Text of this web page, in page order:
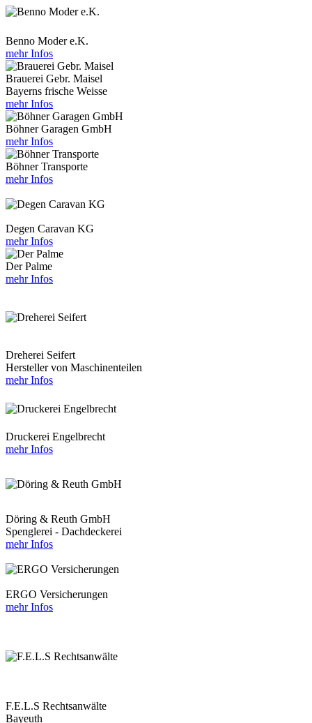
Benno Moder e.K.
mehr Infos
Brauerei Gebr. Maisel
Bayerns frische Weisse
mehr Infos
Böhner Garagen GmbH
mehr Infos
Böhner Transporte
mehr Infos
Degen Caravan KG
mehr Infos
Der Palme
mehr Infos
Dreherei Seifert
Hersteller von Maschinenteilen
mehr Infos
Druckerei Engelbrecht
mehr Infos
Döring & Reuth GmbH
Spenglerei - Dachdeckerei
mehr Infos
ERGO Versicherungen
mehr Infos
F.E.L.S Rechtsanwälte
Bayeuth